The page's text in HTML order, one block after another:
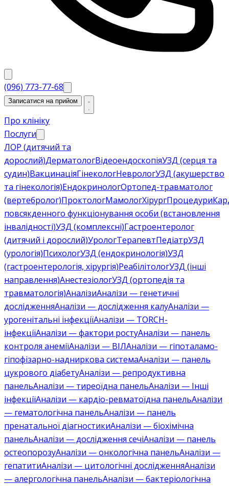
(096) 773-77-68
Записатися на прийом
Про клініку
Послуги
ЛОР (дитячий та
дорослий)ДерматологВідеоендоскопіяУЗД (серця та
судин)ВакцинаціяГінекологНеврологУЗД (акушерство
та гінекологія)ЕндокринологОртопед-травматолог
(вертебролог)ПроктологМамологХірургПроцедури
повсякденного функціонування особи (встановлення
інвалідності)УЗД (комплексні)Гастроентеролог
(дитячий і дорослий)УрологТерапевтПедіатрУЗД
(урологія)ПсихологУЗД (ендокринологія)УЗД
(гастроентерологія, хірургія)РеабілітологУЗД (інші
направлення)АнестезіологУЗД (ортопедія та
травматологія)АналізиАналізи — генетичні
дослідженняАналізи — дослідження калуАналізи —
урогенітальні інфекціїАналізи — TORCH-
інфекціїАналізи — фактори ростуАналізи — панель
контроля анеміїАналізи — ВІЛАналізи — гіпоталамо-
гіпофізарно-надниркова системаАналізи — панель
цукрового діабетуАналізи — репродуктивна
панельАналізи — тиреоїдна панельАналізи — Інші
інфекціїАналізи — кардіо-ревматоїдна панельАналізи
— гематологічна панельАналізи — панель
пренатальної діагностикиАналізи — біохімічна
панельАналізи — дослідження сечіАналізи — панель
остеопорозуАналізи — онкологічна панельАналізи —
гепатитиАналізи — цитологічні дослідженняАналізи
— алергологічна панельАналізи — бактеріологічна